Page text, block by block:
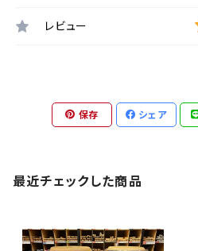
レビュー
保存 シェア
最近チェックした商品